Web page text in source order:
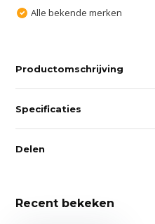
Alle bekende merken
Productomschrijving
Specificaties
Delen
Recent bekeken